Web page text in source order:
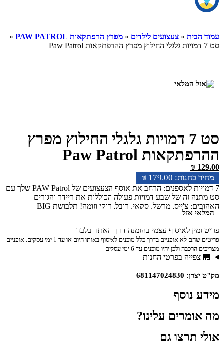
עמוד הבית » צעצועים לילדים » מפרץ הרפתקאות PAW PATROL
»
סט 7 דמויות גלגלי החילוץ מפרץ ההרפתקאות Paw Patrol
סט 7 דמויות גלגלי החילוץ מפרץ
ההרפתקאות Paw Patrol
₪ 179.00
₪ 129.00
7 דמויות לאספנים: הרחב את אוסף הצעצועים של PAW Patrol שלך עם
סט מתנה זה של שבע דמויות פעולה הכוללות את ריידר והגורים
האהובים: צ'ייס, מרשל, סקאי, רובל, רוקי וזומה! תלבושת BIG
בדיוק כפי שנראו בתוכנית! דמיון: החזירו את PAW Patrol: Big Wheels
לחיים עם הדמויות האלה להרבה משחק מרגש. מעריצי הסדרה יאהבו
דמויות לגילאי 3+
המלאי אזל
פריט זמין לאיסוף עצמי בהזמנה דרך האתר בלבד
פריטים שהם לא אופניים בדרך כלל מוכנים לאיסוף באותו היום או עד 1 ימי עסקים. אופניים
מצריכים הרכבה ולכן יהיו מוכנים עד 6 ימי עסקים
🏪 צפייה בפרטי החנות
מק"ט יצרן: 681147024830
מידע נוסף
מה אומרים עלינו?
אולי תרצו גם